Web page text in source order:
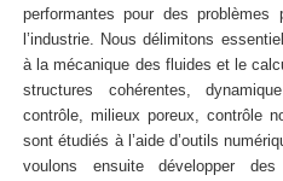
performantes pour des
l’industrie. Nous délimitons
à la mécanique des fluides et le
structures cohérentes,
contrôle, milieux poreux, contrôle
sont étudiés à l’aide d’outils
voulons ensuite développer